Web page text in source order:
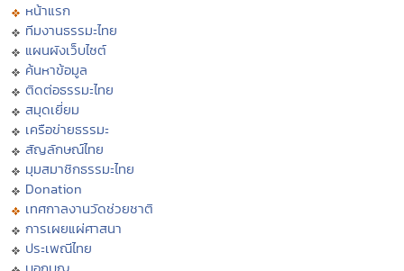
หน้าแรก
ทีมงานธรรมะไทย
แผนผังเว็บไซต์
ค้นหาข้อมูล
ติดต่อธรรมะไทย
สมุดเยี่ยม
เครือข่ายธรรมะ
สัญลักษณ์ไทย
มุมสมาชิกธรรมะไทย
Donation
เทศกาลงานวัดช่วยชาติ
การเผยแผ่ศาสนา
ประเพณีไทย